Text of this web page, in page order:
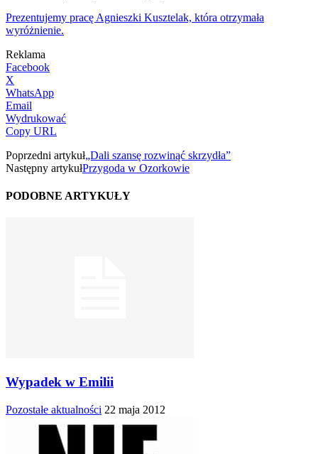
Prezentujemy pracę Agnieszki Kusztelak, która otrzymała
wyróżnienie.
Reklama
Facebook
X
WhatsApp
Email
Wydrukować
Copy URL
Poprzedni artykuł„Dali szansę rozwinąć skrzydła”
Następny artykułPrzygoda w Ozorkowie
PODOBNE ARTYKUŁY
Wypadek w Emilii
Pozostałe aktualności 22 maja 2012